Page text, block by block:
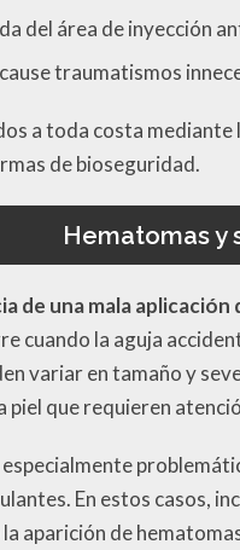
del área de inyección
traumatismos
a toda costa mediante
de bioseguridad.
Hematomas y
de una mala
cuando la aguja
variar en tamaño y
piel que requieren
En estos casos,
aparición de